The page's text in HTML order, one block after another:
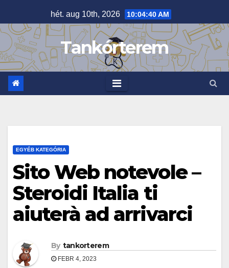
to
content
hét. aug 10th, 2026 10:04:41 AM
Tankórterem
EGYÉB KATEGÓRIA
Sito Web notevole –
Steroidi Italia ti
aiuterà ad arrivarci
By tankorterem
FEBR 4, 2023